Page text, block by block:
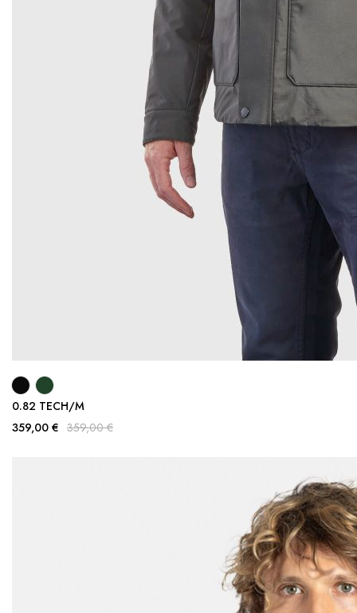
0.82 TECH/M
359,00 € 359,00 €